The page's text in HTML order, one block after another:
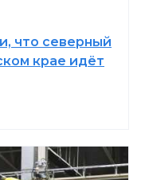
что северный
крае идёт